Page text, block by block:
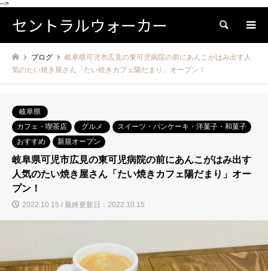
-->
セントラルウォーカー 検索
ブログ
岐阜県可児市広見の東可児病院の前にあんこがはみ出す人
気のたい焼き屋さん「たい焼きカフェ陽だまり」オープン！
岐阜県
カフェ・喫茶店
グルメ
スイーツ・パンケーキ・洋菓子・和菓子
おすすめ
新規オープン
岐阜県可児市広見の東可児病院の前にあんこがはみ出す
人気のたい焼き屋さん「たい焼きカフェ陽だまり」オー
プン！
2022.10.15 / 最終更新日：2022.10.15